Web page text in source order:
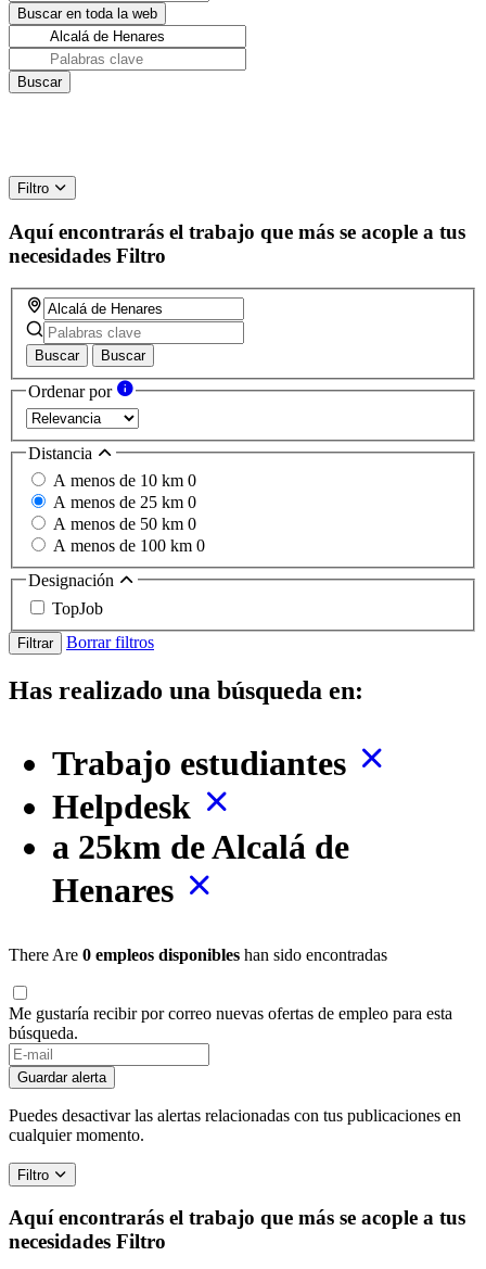
Filtro
Aquí encontrarás el trabajo que más se acople a tus
necesidades Filtro
Buscar Buscar
Ordenar por
Distancia
A menos de 10 km 0
A menos de 25 km 0
A menos de 50 km 0
A menos de 100 km 0
Designación
TopJob
Filtrar Borrar filtros
Has realizado una búsqueda en:
Trabajo estudiantes
Helpdesk
a 25km de Alcalá de
Henares
There Are 0 empleos disponibles han sido encontradas
Me gustaría recibir por correo nuevas ofertas de empleo para esta
búsqueda.
Guardar alerta
Puedes desactivar las alertas relacionadas con tus publicaciones en
cualquier momento.
Filtro
Aquí encontrarás el trabajo que más se acople a tus
necesidades Filtro